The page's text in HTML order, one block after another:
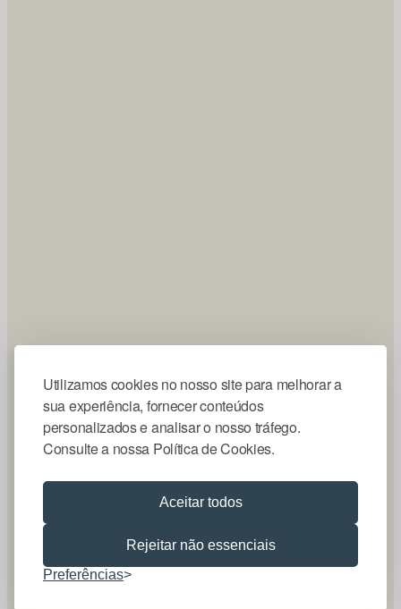
Utilizamos cookies no nosso site para melhorar a
sua experiência, fornecer conteúdos
personalizados e analisar o nosso tráfego.
Consulte a nossa Política de Cookies.
Aceitar todos
Rejeitar não essenciais
Preferências